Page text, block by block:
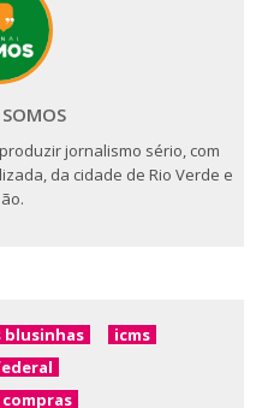
jornalismo sério, com
da cidade de Rio Verde e
blusinhas
icms
compras